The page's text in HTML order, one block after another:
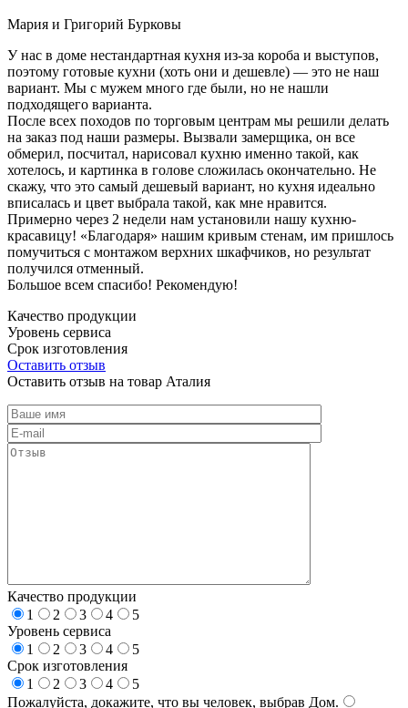
Мария и Григорий Бурковы
У нас в доме нестандартная кухня из-за короба и выступов,
поэтому готовые кухни (хоть они и дешевле) — это не наш
вариант. Мы с мужем много где были, но не нашли
подходящего варианта.
После всех походов по торговым центрам мы решили делать
на заказ под наши размеры. Вызвали замерщика, он все
обмерил, посчитал, нарисовал кухню именно такой, как
хотелось, и картинка в голове сложилась окончательно. Не
скажу, что это самый дешевый вариант, но кухня идеально
вписалась и цвет выбрала такой, как мне нравится.
Примерно через 2 недели нам установили нашу кухню-
красавицу! «Благодаря» нашим кривым стенам, им пришлось
помучиться с монтажом верхних шкафчиков, но результат
получился отменный.
Большое всем спасибо! Рекомендую!
Качество продукции
Уровень сервиса
Срок изготовления
Оставить отзыв
Оставить отзыв на товар Аталия
Качество продукции
1
2 3 4
5
Уровень сервиса
1
2 3 4
5
Срок изготовления
1
2 3 4
5
Пожалуйста, докажите, что вы человек, выбрав Дом.